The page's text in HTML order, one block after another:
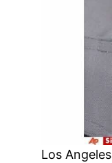
Los Angeles